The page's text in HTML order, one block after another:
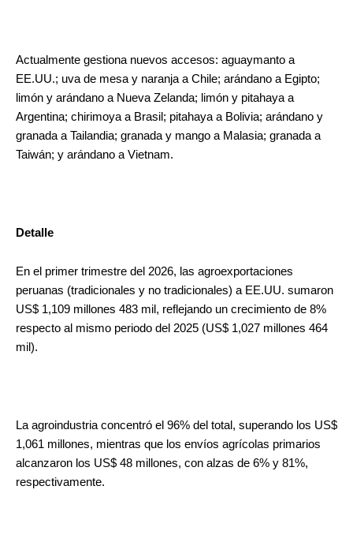
Actualmente gestiona nuevos accesos: aguaymanto a
EE.UU.; uva de mesa y naranja a Chile; arándano a Egipto;
limón y arándano a Nueva Zelanda; limón y pitahaya a
Argentina; chirimoya a Brasil; pitahaya a Bolivia; arándano y
granada a Tailandia; granada y mango a Malasia; granada a
Taiwán; y arándano a Vietnam.
Detalle
En el primer trimestre del 2026, las agroexportaciones
peruanas (tradicionales y no tradicionales) a EE.UU. sumaron
US$ 1,109 millones 483 mil, reflejando un crecimiento de 8%
respecto al mismo periodo del 2025 (US$ 1,027 millones 464
mil).
La agroindustria concentró el 96% del total, superando los US$
1,061 millones, mientras que los envíos agrícolas primarios
alcanzaron los US$ 48 millones, con alzas de 6% y 81%,
respectivamente.